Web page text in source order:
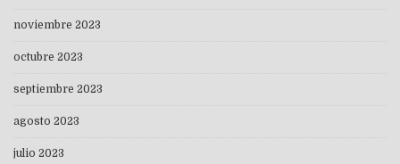
noviembre 2023
octubre 2023
septiembre 2023
agosto 2023
julio 2023